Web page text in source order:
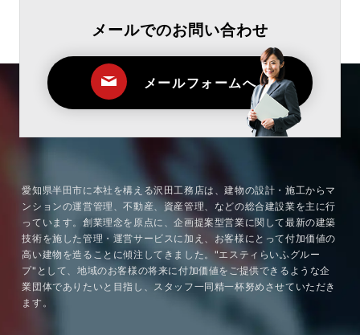
メールでのお問い合わせ
メールフォームへ
愛知県半田市に本社を構える沢田工務店は、建物の設計・施工からマ
ンションの運営管理、不動産、資産管理、などの総合建設業を主に行
っています。創業理念を原点に、企画提案型営業に関して最新の建築
技術を施した管理・運営サービスに加え、お客様にとって付加価値の
高い建物を造ることに傾注してきました。"エスティらいふグルー
プ"として、地域のお客様の将来に付加価値をご提供できるような企
業団体でありたいと目指し、スタッフ一同精一杯努めさせていただき
ます。